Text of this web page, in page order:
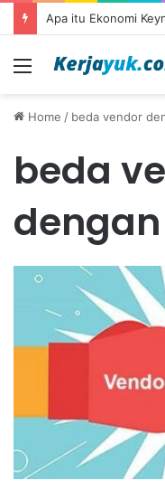
Apa itu Ekonomi
Menu
Home / beda vendor
beda